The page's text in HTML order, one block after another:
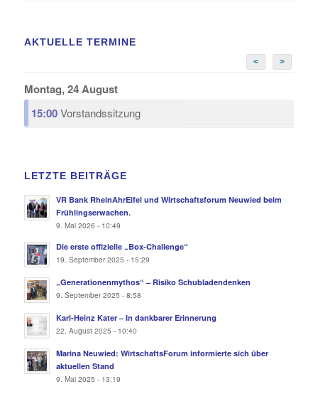
AKTUELLE TERMINE
< >
Montag, 24 August
15:00Vorstandssitzung
LETZTE BEITRÄGE
VR Bank RheinAhrEifel und Wirtschaftsforum Neuwied beim
Frühlingserwachen.
9. Mai 2026 - 10:49
Die erste offizielle „Box-Challenge“
19. September 2025 - 15:29
„Generationenmythos“ – Risiko Schubladendenken
9. September 2025 - 8:58
Karl-Heinz Kater – In dankbarer Erinnerung
22. August 2025 - 10:40
Marina Neuwied: WirtschaftsForum informierte sich über
aktuellen Stand
9. Mai 2025 - 13:19